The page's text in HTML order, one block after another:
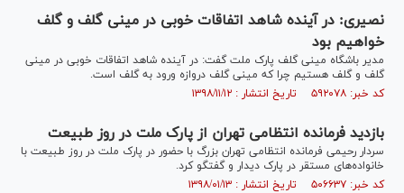
نصیری: در آینده شاهد اتفاقات خوبی در مینی گلف و گلف
خواهیم بود
مدیر باشگاه مینی گلف پارک ملت گفت: در آینده شاهد اتفاقات خوبی در مینی
گلف و گلف هستیم چرا که مینی گلف دروازه ورود به گلف است.
کد خبر: ۵۹۲۰۷۸ تاریخ انتشار : ۱۳۹۸/۱۱/۱۲
بازدید فرمانده انتظامی تهران از پارک ملت در روز طبیعت
سردار رحیمی فرمانده انتظامی تهران بزرگ با حضور در پارک ملت در روز طبیعت با
خانواده‌های مستقر در پارک دیدار و گفتگو کرد.
کد خبر: ۵۰۶۶۳۷ تاریخ انتشار : ۱۳۹۸/۰۱/۱۳